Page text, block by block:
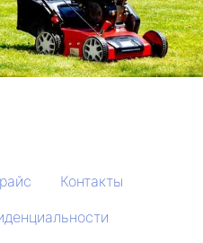
Контакты